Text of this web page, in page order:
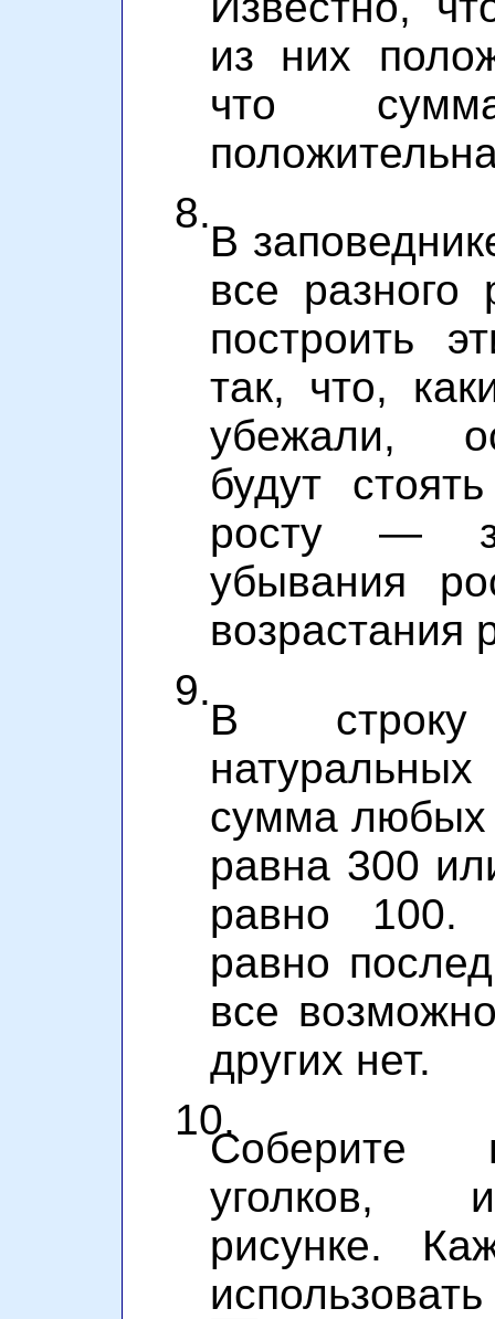
из них
что
8.
В
все разного
построить
так, что,
убежали,
будут
росту —
убывания
возрастания
9.
В
сумма любых
равна 300
равно
равно
все
других нет.
10.
Соберите
уголков,
рисунке.